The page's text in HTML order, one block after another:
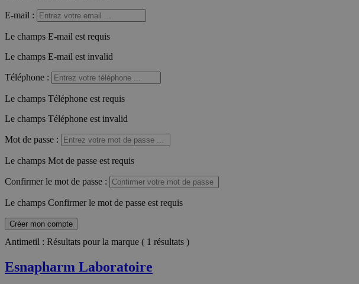
E-mail :
Le champs E-mail est requis
Le champs E-mail est invalid
Téléphone :
Le champs Téléphone est requis
Le champs Téléphone est invalid
Mot de passe :
Le champs Mot de passe est requis
Confirmer le mot de passe :
Le champs Confirmer le mot de passe est requis
Créer mon compte
Antimetil : Résultats pour la marque ( 1 résultats )
Esnapharm Laboratoire